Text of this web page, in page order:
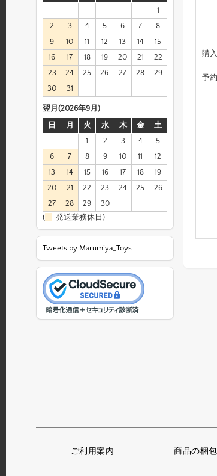
購
予
1
2
3 4 5 6 7
8
9
10 11 12 13 14
15
16
17 18 19 20 21
22
23
24 25 26 27 28
29
30
31
翌月(2026年9月)
日
月 火 水 木 金
土
1
2 3 4
5
6
7 8 9 10 11
12
13
14 15 16 17 18
19
20
21 22 23 24 25
26
27
28 29
30
(
発送業務休日)
Tweets by Marumiya_Toys
ご利用案内 商品の梱